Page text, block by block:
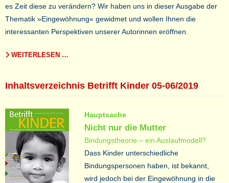
es Zeit diese zu verändern? Wir haben uns in dieser Ausgabe der
Thematik »Eingewöhnung« gewidmet und wollen Ihnen die
interessanten Perspektiven unserer Autorinnen eröffnen.
WEITERLESEN …
Inhaltsverzeichnis Betrifft Kinder 05-06/2019
Hauptsache
Nicht nur die Mutter
Bindungstheorie – ein Auslaufmodell?
Dass Kinder unterschiedliche
Bindungspersonen haben, ist bekannt,
wird jedoch bei der Eingewöhnung in die